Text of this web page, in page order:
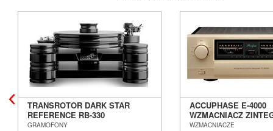
TRANSROTOR DARK STAR
REFERENCE RB-330
GRAMOFON ANALOGOWY
GRAMOFONY
ACCUPHASE E-4000
WZMACNIACZ
SALON POZNAŃ
WZMACNIACZE